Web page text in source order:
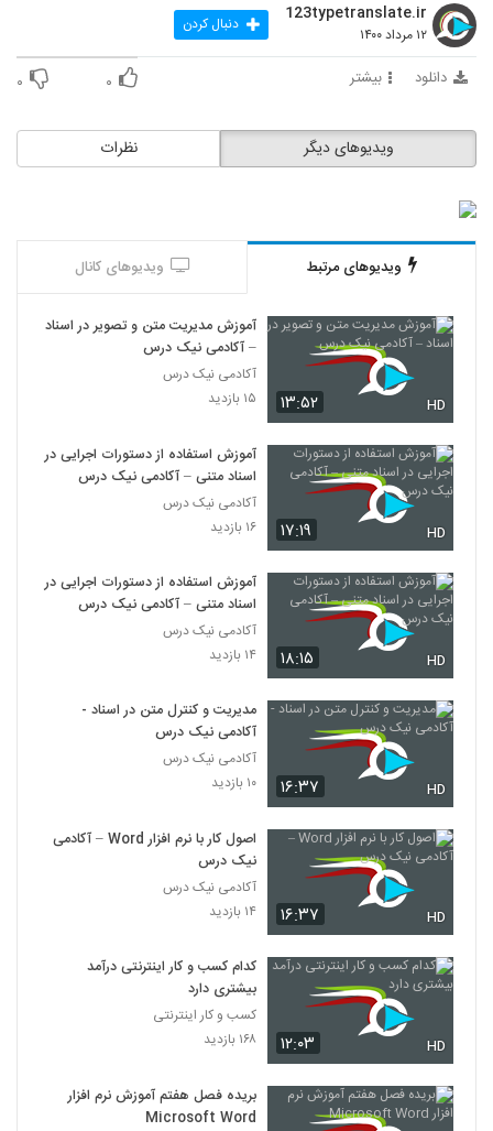
123typetranslate.ir
۱۲ مرداد ۱۴۰۰ دنبال کردن
دانلود بیشتر ۰ ۰
نظرات ویدیوهای دیگر
ویدیوهای مرتبط ویدیوهای کانال
۱۳:۵۲ HD
آموزش مدیریت متن و تصویر در اسناد
– آکادمی نیک درس
آکادمی نیک درس
۱۵ بازدید
۱۷:۱۹ HD
آموزش استفاده از دستورات اجرایی در
اسناد متنی – آکادمی نیک درس
آکادمی نیک درس
۱۶ بازدید
۱۸:۱۵ HD
آموزش استفاده از دستورات اجرایی در
اسناد متنی – آکادمی نیک درس
آکادمی نیک درس
۱۴ بازدید
۱۶:۳۷ HD
مدیریت و کنترل متن در اسناد -
آکادمی نیک درس
آکادمی نیک درس
۱۰ بازدید
۱۶:۳۷ HD
اصول کار با نرم افزار Word – آکادمی
نیک درس
آکادمی نیک درس
۱۴ بازدید
۱۲:۰۳ HD
کدام کسب و کار اینترنتی درآمد
بیشتری دارد
کسب و کار اینترنتی
۱۶۸ بازدید
بریده فصل هفتم آموزش نرم افزار
Microsoft Word